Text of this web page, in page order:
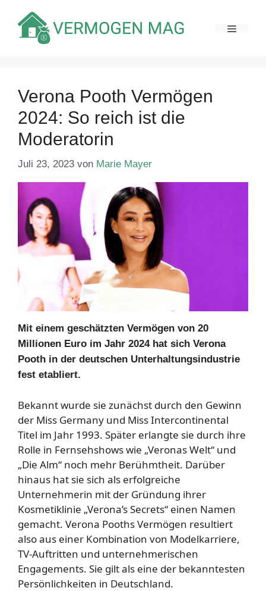
Inhalt
springen
Verona Pooth Vermögen
2024: So reich ist die
Moderatorin
Juli 23, 2023 von Marie Mayer
Mit einem geschätzten Vermögen von 20
Millionen Euro im Jahr 2024 hat sich Verona
Pooth in der deutschen Unterhaltungsindustrie
fest etabliert.
Bekannt wurde sie zunächst durch den Gewinn
der Miss Germany und Miss Intercontinental
Titel im Jahr 1993. Später erlangte sie durch ihre
Rolle in Fernsehshows wie „Veronas Welt“ und
„Die Alm“ noch mehr Berühmtheit. Darüber
hinaus hat sie sich als erfolgreiche
Unternehmerin mit der Gründung ihrer
Kosmetiklinie „Verona’s Secrets“ einen Namen
gemacht. Verona Pooths Vermögen resultiert
also aus einer Kombination von Modelkarriere,
TV-Auftritten und unternehmerischen
Engagements. Sie gilt als eine der bekanntesten
Persönlichkeiten in Deutschland.